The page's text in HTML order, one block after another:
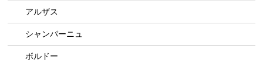
アルザス
シャンパーニュ
ボルドー